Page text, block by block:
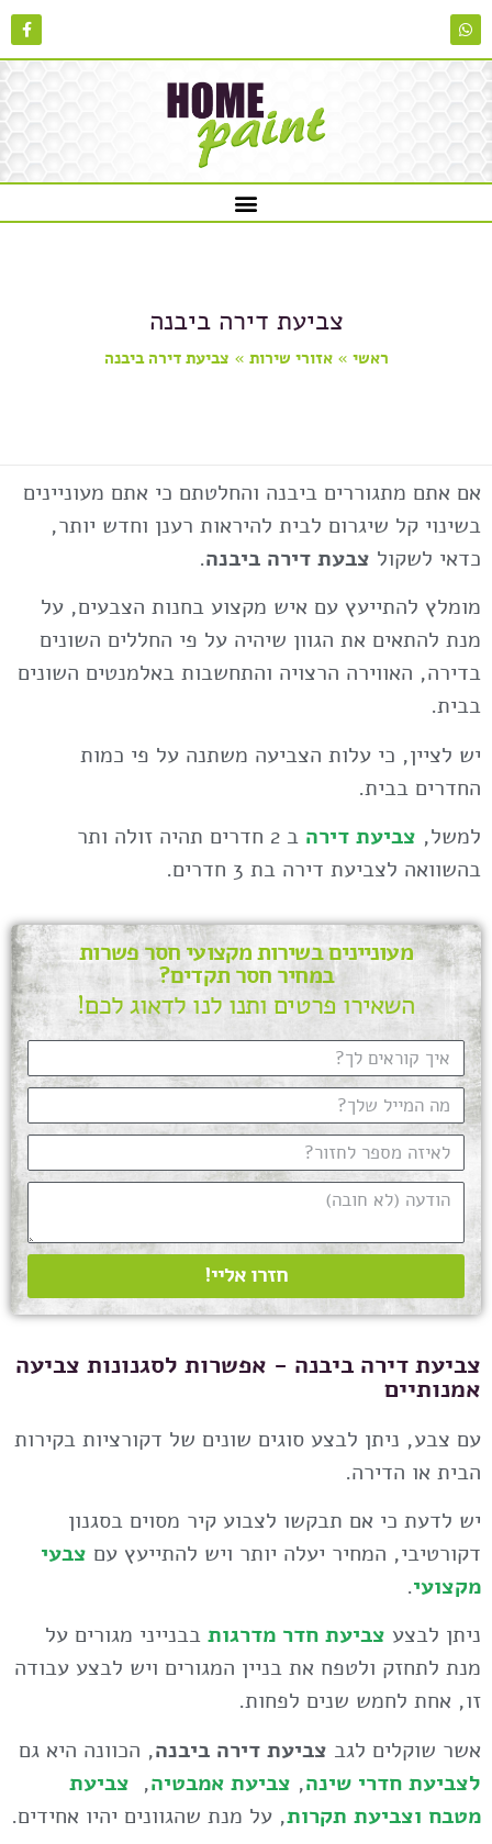
צביעת דירה ביבנה
ראשי »אזורי שירות » צביעת דירה ביבנה
אם אתם מתגוררים ביבנה והחלטתם כי אתם מעוניינים
בשינוי קל שיגרום לבית להיראות רענן וחדש יותר,
כדאי לשקול צבעת דירה ביבנה.
מומלץ להתייעץ עם איש מקצוע בחנות הצבעים, על
מנת להתאים את הגוון שיהיה על פי החללים השונים
בדירה, האווירה הרצויה והתחשבות באלמנטים השונים
בבית.
יש לציין, כי עלות הצביעה משתנה על פי כמות
החדרים בבית.
למשל, צביעת דירה
ב 2 חדרים תהיה זולה ותר
בהשוואה לצביעת דירה בת 3 חדרים.
מעוניינים בשירות מקצועי חסר פשרות
במחיר חסר תקדים?
השאירו פרטים ותנו לנו לדאוג לכם!
חזרו אליי!
צביעת דירה ביבנה - אפשרות לסגנונות צביעה
אמנותיים
עם צבע, ניתן לבצע סוגים שונים של דקורציות בקירות
הבית או הדירה.
יש לדעת כי אם תבקשו לצבוע קיר מסוים בסגנון
דקורטיבי, המחיר יעלה יותר ויש להתייעץ עם צבעי
מקצועי.
ניתן לבצע צביעת חדר מדרגות בבנייני מגורים על
מנת לתחזק ולטפח את בניין המגורים ויש לבצע עבודה
זו, אחת לחמש שנים לפחות.
אשר שוקלים לגב צביעת דירה ביבנה, הכוונה היא גם
לצביעת חדרי שינה, צביעת אמבטיה, צביעת
מטבח וצביעת תקרות, על מנת שהגוונים יהיו אחידים.